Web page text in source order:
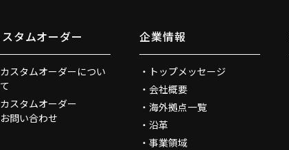
タムオーダー
カスタムオーダーについ
て
カスタムオーダー
お問い合わせ
企業情報
トップメッセージ
会社概要
海外拠点一覧
沿革
事業領域